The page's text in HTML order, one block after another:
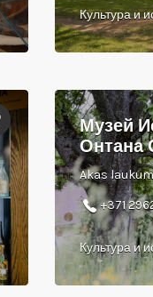
Культура и
Музей
Онтана
+371
Культура и